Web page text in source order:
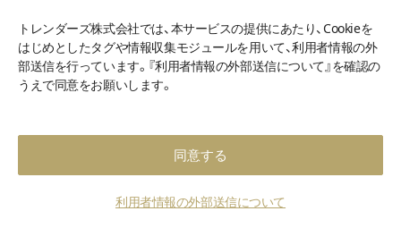
トレンダーズ株式会社では、本サービスの提供にあたり、Cookieを
はじめとしたタグや情報収集モジュールを用いて、利用者情報の外
部送信を行っています。『利用者情報の外部送信について』を確認の
うえで同意をお願いします。
同意する
利用者情報の外部送信について